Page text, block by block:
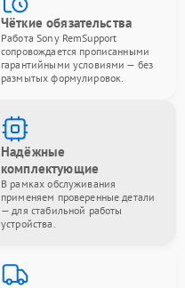
Чёткие обязательства
Работа Sony RemSupport
сопровождается прописанными
гарантийными условиями — без
размытых формулировок.
Надёжные
комплектующие
В рамках обслуживания
применяем проверенные детали
— для стабильной работы
устройства.